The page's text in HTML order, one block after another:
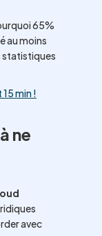
65%
au moins
statistiques
min !
ne
avec